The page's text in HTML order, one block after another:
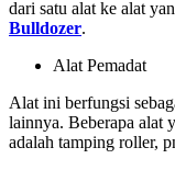
dari satu alat ke alat
Bulldozer.
Alat Pemadat
Alat ini berfungsi
lainnya. Beberapa alat
adalah tamping roller,